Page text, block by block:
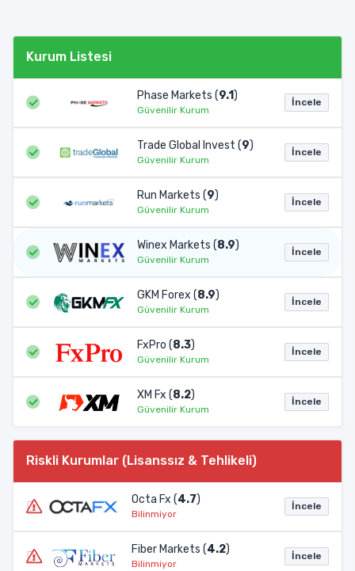
Kurum Listesi
Phase Markets (9.1)
Güvenilir Kurum
İncele
Trade Global Invest (9)
Güvenilir Kurum
İncele
Run Markets (9)
Güvenilir Kurum
İncele
Winex Markets (8.9)
Güvenilir Kurum
İncele
GKM Forex (8.9)
Güvenilir Kurum
İncele
FxPro (8.3)
Güvenilir Kurum
İncele
XM Fx (8.2)
Güvenilir Kurum
İncele
Riskli Kurumlar (Lisanssız & Tehlikeli)
Octa Fx (4.7)
Bilinmiyor
İncele
Fiber Markets (4.2)
Bilinmiyor
İncele